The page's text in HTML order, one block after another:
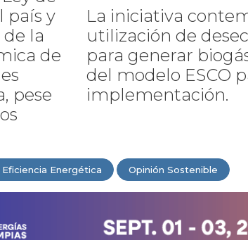
país y
la
de
pese
La iniciativa
utilización de
para generar
del modelo ESCO
implementación.
Eficiencia Energética Opinión Sostenible